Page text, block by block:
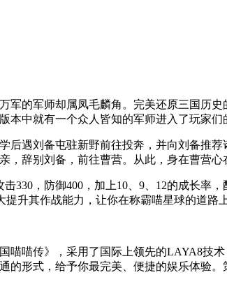
军的军师却属凤毛麟角。完美还原三国历史
中就有一个众人皆知的军师进入了玩家们
遇刘备屯驻新野前往投奔，并向刘备推
辞别刘备，前往曹营。从此，身在曹营心
330，防御400，加上10、9、12的成长率
升其作战能力，让你在称霸喵星球的道路
喵喵传》，采用了国际上领先的LAYA8技
形式，给予你最完美、便捷的娱乐体验